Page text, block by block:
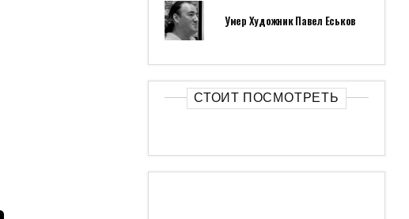
Умер Художник Павел Еськов
СТОИТ ПОСМОТРЕТЬ